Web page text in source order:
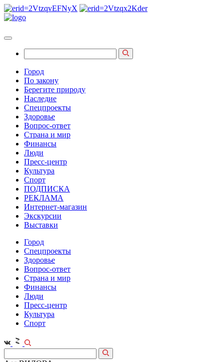
Город
По закону
Берегите природу
Наследие
Спецпроекты
Здоровье
Вопрос-ответ
Страна и мир
Финансы
Люди
Пресс-центр
Культура
Спорт
ПОДПИСКА
РЕКЛАМА
Интернет-магазин
Экскурсии
Выставки
Город
Спецпроекты
Здоровье
Вопрос-ответ
Страна и мир
Финансы
Люди
Пресс-центр
Культура
Спорт